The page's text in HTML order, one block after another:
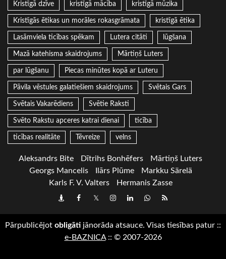
Kristīgā dzīve kristīgā mācība kristīgā mūzika
Kristīgās ētikas un morāles rokasgrāmata kristīgā ētika
Lasāmviela ticības spēkam Lutera citāti lūgšana
Mazā katehisma skaidrojums Mārtiņš Luters
par lūgšanu Piecas minūtes kopā ar Luteru
Pāvila vēstules galatiešiem skaidrojums Svētais Gars
Svētais Vakarēdiens Svētie Raksti
Svēto Rakstu apceres katrai dienai ticība
ticības realitāte Tēvreize velns
Aleksandrs Bite Dītrihs Bonhēfers
Mārtiņš Luters
Georgs Mancelis
Ilārs Plūme
Markku Särelä
Karls F. V. Valters
Hermanis Zasse
DraugiemFacebook
TwitterInstagram
LinkedInwhatsapp
RSS
Pārpublicējot obligāti jānorāda atsauce. Visas tiesības patur ::
e-BAZNICA:: © 2007-2026